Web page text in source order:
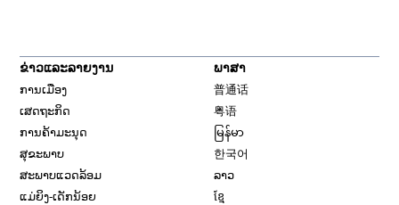
ຂ່າວແລະລາຍງານ
ການເມືອງ
ເສດຖະກິດ
ການຄ້າມະນຸດ
ສຸຂະພາບ
ສະພາບແວດລ້ອມ
ແມ່ຍິງ-ເດັກນ້ອຍ
ພາສາ
普通话
粤语
မြန်မာ
한국어
ລາວ
ខ្មែ